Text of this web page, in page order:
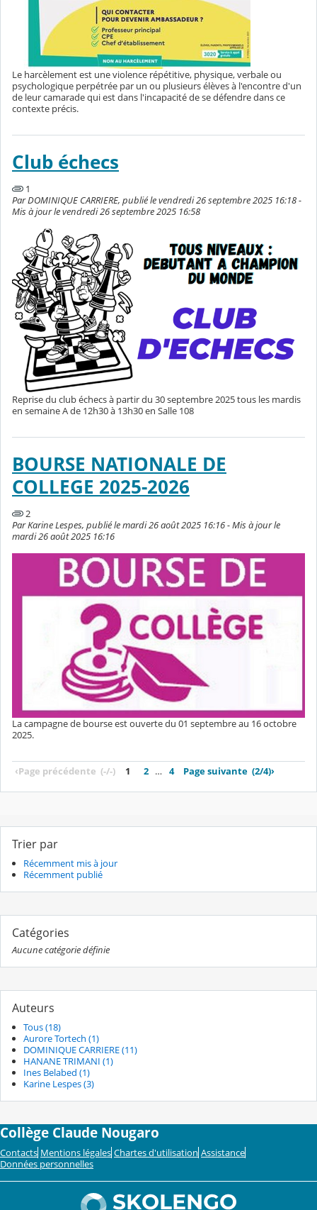
Le harcèlement est une violence répétitive, physique, verbale ou
psychologique perpétrée par un ou plusieurs élèves à l'encontre d'un
de leur camarade qui est dans l'incapacité de se défendre dans ce
contexte précis.
Club échecs
1
Par DOMINIQUE CARRIERE, publié le vendredi 26 septembre 2025 16:18 -
Mis à jour le vendredi 26 septembre 2025 16:58
Reprise du club échecs à partir du 30 septembre 2025 tous les mardis
en semaine A de 12h30 à 13h30 en Salle 108
BOURSE NATIONALE DE
COLLEGE 2025-2026
2
Par Karine Lespes, publié le mardi 26 août 2025 16:16 - Mis à jour le
mardi 26 août 2025 16:16
La campagne de bourse est ouverte du 01 septembre au 16 octobre
2025.
‹Page précédente (-/-) 1 2 … 4 Page suivante (2/4)›
Trier par
Récemment mis à jour
Récemment publié
Catégories
Aucune catégorie définie
Auteurs
Tous (18)
Aurore Tortech (1)
DOMINIQUE CARRIERE (11)
HANANE TRIMANI (1)
Ines Belabed (1)
Karine Lespes (3)
Collège Claude Nougaro
Contacts Mentions légales Chartes d'utilisation Assistance
Données personnelles